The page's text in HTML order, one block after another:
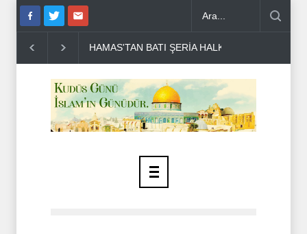
ÇAĞRI .. DR BİLAL LAKKİS: LÜBNAN'IN BAĞIMSIZ